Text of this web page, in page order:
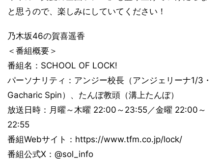
と思うので、楽しみにしていてください！
乃木坂46の賀喜遥香
＜番組概要＞
番組名：SCHOOL OF LOCK!
パーソナリティ：アンジー校長（アンジェリーナ1/3・
Gacharic Spin）、たんぼ教頭（溝上たんぼ）
放送日時：月曜～木曜 22:00～23:55／金曜 22:00～
22:55
番組Webサイト：https://www.tfm.co.jp/lock/
番組公式X：@sol_info